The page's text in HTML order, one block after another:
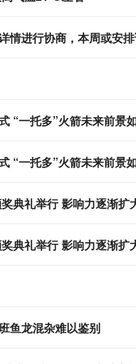
情进行协商，本周或安
“一托多”火箭未来前景
“一托多”火箭未来前景
典礼举行 影响力逐渐扩
典礼举行 影响力逐渐扩
鱼龙混杂难以鉴别